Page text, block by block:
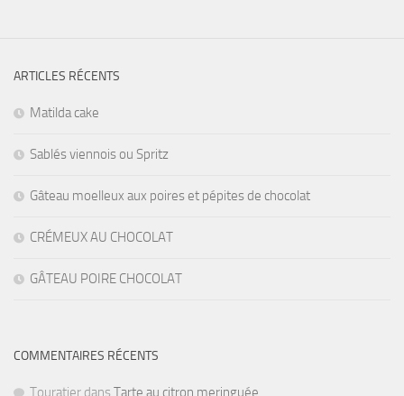
ARTICLES RÉCENTS
Matilda cake
Sablés viennois ou Spritz
Gâteau moelleux aux poires et pépites de chocolat
CRÉMEUX AU CHOCOLAT
GÂTEAU POIRE CHOCOLAT
COMMENTAIRES RÉCENTS
Touratier dans Tarte au citron meringuée